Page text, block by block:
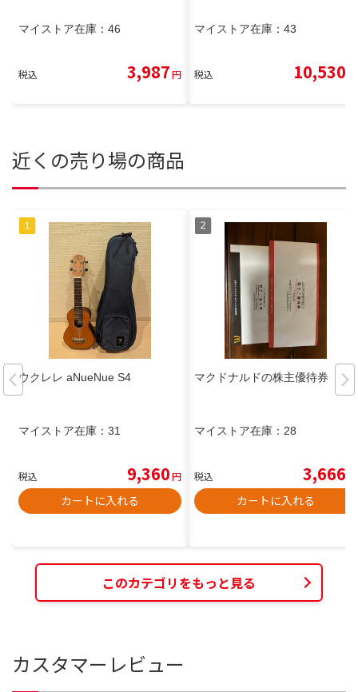
マイストア在庫： 46
税込 3,987円
マイストア在庫： 43
税込 10,530
近くの売り場の商品
ウクレレ aNueNue S4
マイストア在庫： 31
税込 9,360円
カートに入れる
マクドナルドの株主優待券
マイストア在庫： 28
税込 3,666
カートに入れる
このカテゴリをもっと見る
カスタマーレビュー